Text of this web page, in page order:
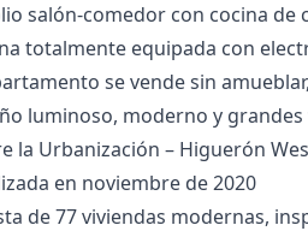
salón-comedor con cocina de
totalmente equipada con
se vende sin
luminoso, moderno y grandes
la Urbanización – Higuerón
en noviembre de 2020
de 77 viviendas modernas,